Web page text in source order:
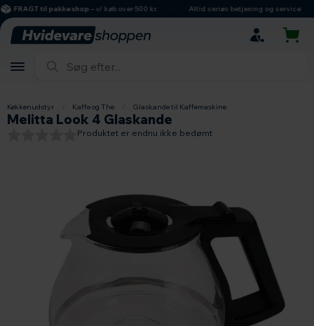
hovedindhold
søgning
navigation
indkøbskurv
FRAGT til pakkeshop– v/ køb over 500 kr. Altid seriøs betjening og service
Køkkenudstyr Kaffe og The Glaskande til Kaffemaskine
Melitta Look 4 Glaskande
Produktet er endnu ikke bedømt